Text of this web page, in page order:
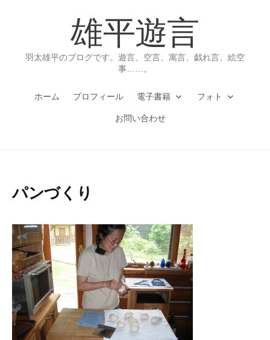
雄平遊言
羽太雄平のブログです。遊言、空言、寓言、戯れ言、絵空
事……。
ホーム プロフィール 電子書籍 フォト
お問い合わせ
パンづくり